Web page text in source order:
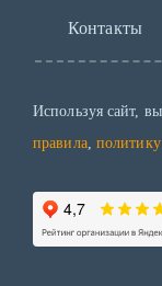
Контакты
Используя сайт,
правила,